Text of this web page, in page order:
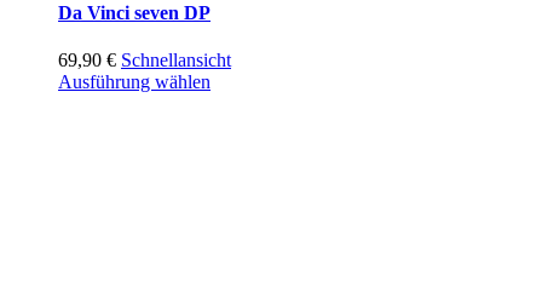
Da Vinci seven DP
69,90 € Schnellansicht
Ausführung wählen